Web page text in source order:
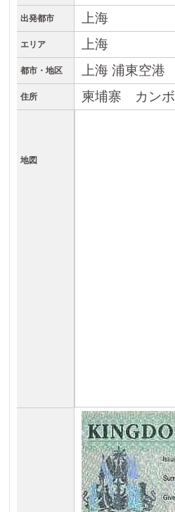
出発都市 上海
エリア 上海
都市・地区 上海 浦東空港
住所 柬埔寨 カン
地図